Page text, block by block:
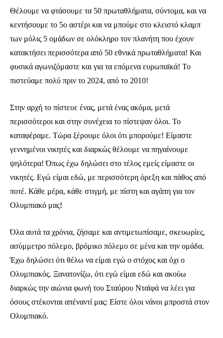
Ενταχθείτε στην κοινότητα των
συνδρομητών μας και γίνετε μέρος της
συζήτησης.
Θέλουμε να φτάσουμε τα 50 πρωταθλήματα, σύντομα, και να
κεντήσουμε το 5ο αστέρι και να μπούμε στο κλειστό κλαμπ
των μόλις 5 ομάδων σε ολόκληρο τον πλανήτη που έχουν
κατακτήσει περισσότερα από 50 εθνικά πρωταθλήματα! Και
φυσικά αγωνιζόμαστε και για τα επόμενα ευρωπαϊκά! Το
πιστεύαμε πολύ πριν το 2024, από το 2010!
Στην αρχή το πίστευε ένας, μετά ένας ακόμα, μετά
περισσότεροι και στην συνέχεια το πίστεψαν όλοι. Το
καταφέραμε. Τώρα ξέρουμε όλοι ότι μπορούμε! Είμαστε
γεννημένοι νικητές και διαρκώς θέλουμε να πηγαίνουμε
ψηλότερα! Όπως έχω δηλώσει στο τέλος εμείς είμαστε οι
νικητές. Εγώ είμαι εδώ, με περισσότερη όρεξη και πάθος από
ποτέ. Κάθε μέρα, κάθε στιγμή, με πίστη και αγάπη για τον
Ολυμπιακό μας!
Όλα αυτά τα χρόνια, ζήσαμε και αντιμετωπίσαμε, σκευωρίες,
ασύμμετρο πόλεμο, βρόμικο πόλεμο σε μένα και την ομάδα.
Έχω δηλώσει ότι θέλω να είμαι εγώ ο στόχος και όχι ο
Ολυμπιακός. Ξανατονίζω, ότι εγώ είμαι εδώ και ακούω
διαρκώς την αιώνια φωνή του Σταύρου Νταϊφά να λέει για
όσους στέκονται απέναντί μας: Είστε όλοι νάνοι μπροστά στον
Ολυμπιακό.